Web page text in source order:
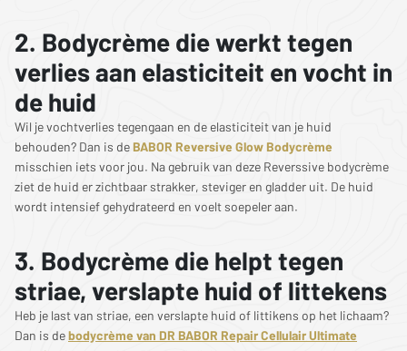
2. Bodycrème die werkt tegen
verlies aan elasticiteit en vocht in
de huid
Wil je vochtverlies tegengaan en de elasticiteit van je huid
behouden? Dan is deBABOR Reversive Glow Bodycrème
misschien iets voor jou. Na gebruik van deze Reverssive bodycrème
ziet de huid er zichtbaar strakker, steviger en gladder uit. De huid
wordt intensief gehydrateerd en voelt soepeler aan.
3. Bodycrème die helpt tegen
striae, verslapte huid of littekens
Heb je last van striae, een verslapte huid of littikens op het lichaam?
Dan is debodycrème van DR BABOR Repair Cellulair Ultimate